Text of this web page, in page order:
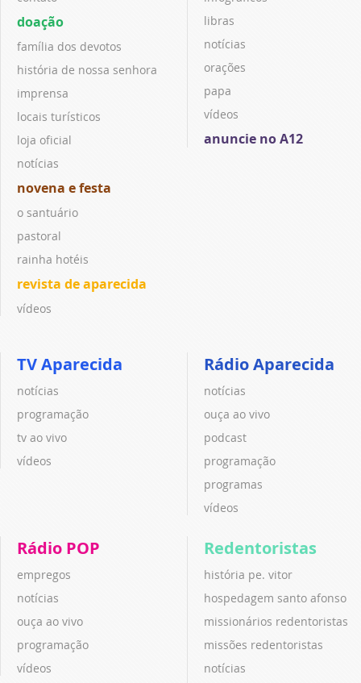
doação
família dos devotos
história de nossa senhora
imprensa
locais turísticos
loja oficial
notícias
novena e festa
o santuário
pastoral
rainha hotéis
revista de aparecida
vídeos
libras
notícias
orações
papa
vídeos
anuncie no A12
TV Aparecida
notícias
programação
tv ao vivo
vídeos
Rádio Aparecida
notícias
ouça ao vivo
podcast
programação
programas
vídeos
Rádio POP
empregos
notícias
ouça ao vivo
programação
vídeos
Redentoristas
história pe. vitor
hospedagem santo afonso
missionários redentoristas
missões redentoristas
notícias